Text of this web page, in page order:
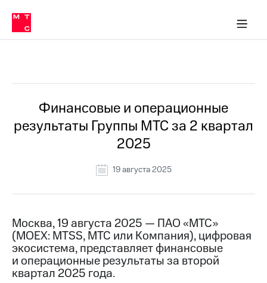
Медиа-центр
и акционерам
Устойчивое развитие
Комплаенс и деловая этика
компании
Карьера
История
компании
информация
Контакты
Медиа-центр
Пресс-
релизы
в МТС
Пресс-
релизы
Финансовые и операционные
результаты Группы МТС за 2 квартал
2025
19 августа 2025
Москва, 19 августа 2025 — ПАО «МТС»
(MOEX: MTSS, МТС или Компания), цифровая
экосистема, представляет финансовые
и операционные результаты за второй
квартал 2025 года.